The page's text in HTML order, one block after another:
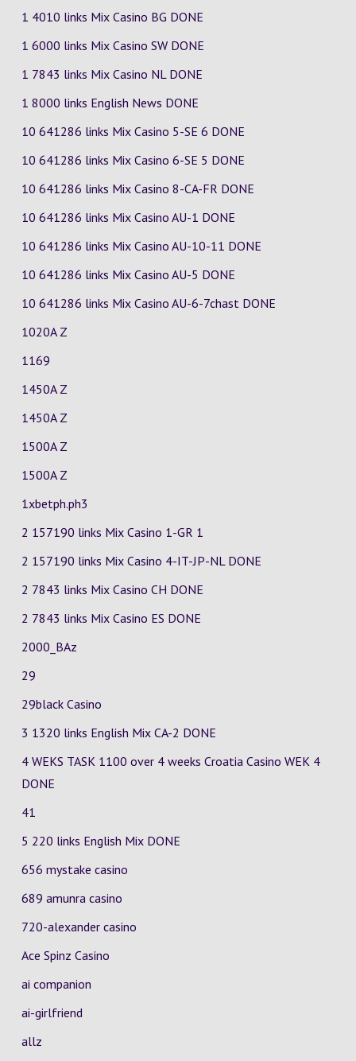
1 4010 links Mix Casino BG DONE
1 6000 links Mix Casino SW DONE
1 7843 links Mix Casino NL DONE
1 8000 links English News DONE
10 641286 links Mix Casino 5-SE 6 DONE
10 641286 links Mix Casino 6-SE 5 DONE
10 641286 links Mix Casino 8-CA-FR DONE
10 641286 links Mix Casino AU-1 DONE
10 641286 links Mix Casino AU-10-11 DONE
10 641286 links Mix Casino AU-5 DONE
10 641286 links Mix Casino AU-6-7chast DONE
1020A Z
1169
1450A Z
1450A Z
1500A Z
1500A Z
1xbetph.ph3
2 157190 links Mix Casino 1-GR 1
2 157190 links Mix Casino 4-IT-JP-NL DONE
2 7843 links Mix Casino CH DONE
2 7843 links Mix Casino ES DONE
2000_BAz
29
29black Casino
3 1320 links English Mix CA-2 DONE
4 WEKS TASK 1100 over 4 weeks Croatia Casino WEK 4
DONE
41
5 220 links English Mix DONE
656 mystake casino
689 amunra casino
720-alexander casino
Ace Spinz Casino
ai companion
ai-girlfriend
allz